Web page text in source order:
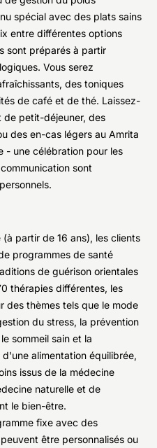
spécial avec des plats sains
entre différentes options
sont préparés à partir
Vous serez
des toniques
de café et de thé. Laissez-
de petit-déjeuner, des
des en-cas légers au Amrita
- une célébration pour les
sont
partir de 16 ans), les clients
programmes de santé
de guérison orientales
thérapies différentes, les
des thèmes tels que le mode
du stress, la prévention
sommeil sain et la
alimentation équilibrée,
issus de la médecine
naturelle et de
le bien-être.
fixe avec des
être personnalisés ou